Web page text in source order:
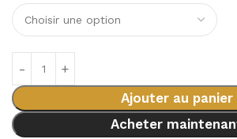
Ajouter au panier
Acheter